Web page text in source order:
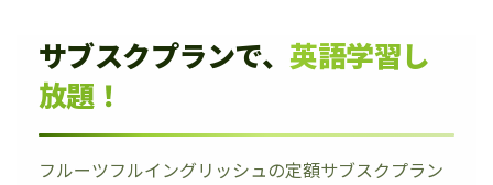
サブスクプランで、 英語学習し
放題！
フルーツフルイングリッシュの定額サブスクプラン